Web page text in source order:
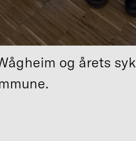
og årets